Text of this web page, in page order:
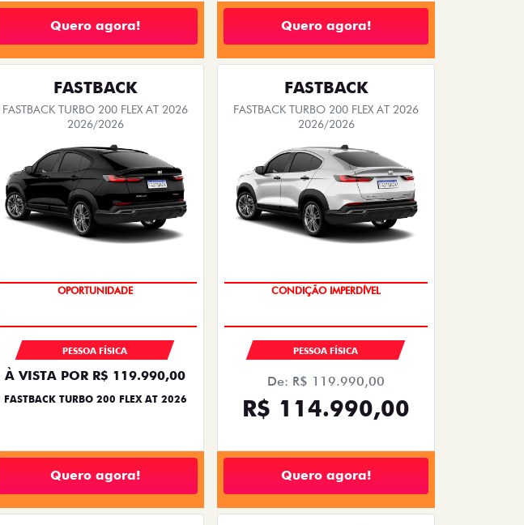
Quero agora! Quero agora!
FASTBACK
FASTBACK TURBO 200 FLEX AT 2026
2026/2026
OPORTUNIDADE
PESSOA FÍSICA
À VISTA POR R$ 119.990,00
FASTBACK TURBO 200 FLEX AT 2026
Quero agora!
FASTBACK
FASTBACK TURBO 200 FLEX AT 2026
2026/2026
CONDIÇÃO IMPERDÍVEL
PESSOA FÍSICA
De: R$ 119.990,00
R$ 114.990,00
Quero agora!